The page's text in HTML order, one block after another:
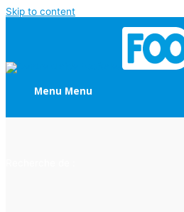
Skip to content
Menu Menu